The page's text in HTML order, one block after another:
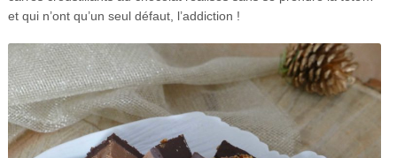
et qui n’ont qu’un seul défaut, l’addiction !